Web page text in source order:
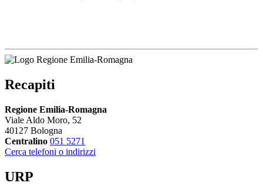
Recapiti
Regione Emilia-Romagna
Viale Aldo Moro, 52
40127 Bologna
Centralino 051 5271
Cerca telefoni o indirizzi
URP